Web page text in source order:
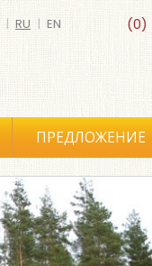
(0)
| RU | EN
ПРЕДЛОЖЕНИЕ